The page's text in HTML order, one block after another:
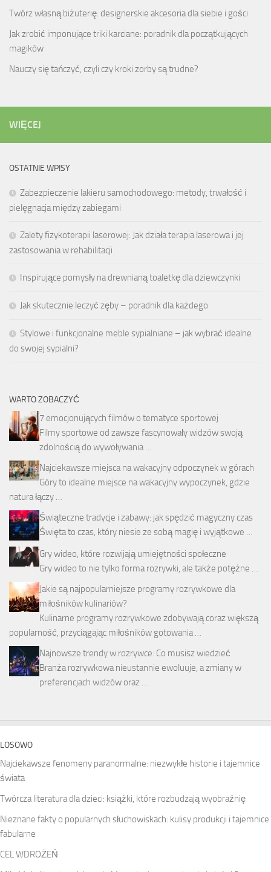
Twórz własną biżuterię: designerskie akcesoria dla siebie i gości
Jak zrobić imponujące triki karciane: poradnik dla początkujących
magików
Nauczy się tańczyć, czyli czy kroki zorby są trudne?
WIĘCEJ
OSTATNIE WPISY
Zabezpieczenie lakieru samochodowego: metody, trwałość i
pielęgnacja między zabiegami
Zalety fizykoterapii laserowej: Jak działa terapia laserowa i jej
zastosowania w rehabilitacji
Inspirujące pomysły na drewnianą toaletkę dla dziewczynki
Jak skutecznie leczyć zęby – poradnik dla każdego
Stylowe i funkcjonalne meble sypialniane – jak wybrać idealne
do swojej sypialni?
WARTO ZOBACZYĆ
7 emocjonujących filmów o tematyce sportowej
Filmy sportowe od zawsze fascynowały widzów swoją
zdolnością do wywoływania …
Najciekawsze miejsca na wakacyjny odpoczynek w górach
Góry to idealne miejsce na wakacyjny wypoczynek, gdzie
natura łączy …
Świąteczne tradycje i zabawy: jak spędzić magyczny czas
Święta to czas, który niesie ze sobą magię i wyjątkowe …
Gry wideo, które rozwijają umiejętności społeczne
Gry wideo to nie tylko forma rozrywki, ale także potężne …
Jakie są najpopularniejsze programy rozrywkowe dla
miłośników kulinariów?
Kulinarne programy rozrywkowe zdobywają coraz większą
popularność, przyciągając miłośników gotowania …
Najnowsze trendy w rozrywce: Co musisz wiedzieć
Branża rozrywkowa nieustannie ewoluuje, a zmiany w
preferencjach widzów oraz …
LOSOWO
Najciekawsze fenomeny paranormalne: niezwykłe historie i tajemnice
świata
Twórcza literatura dla dzieci: książki, które rozbudzają wyobraźnię
Nieznane fakty o popularnych słuchowiskach: kulisy produkcji i tajemnice
fabularne
CEL WDROŻEŃ